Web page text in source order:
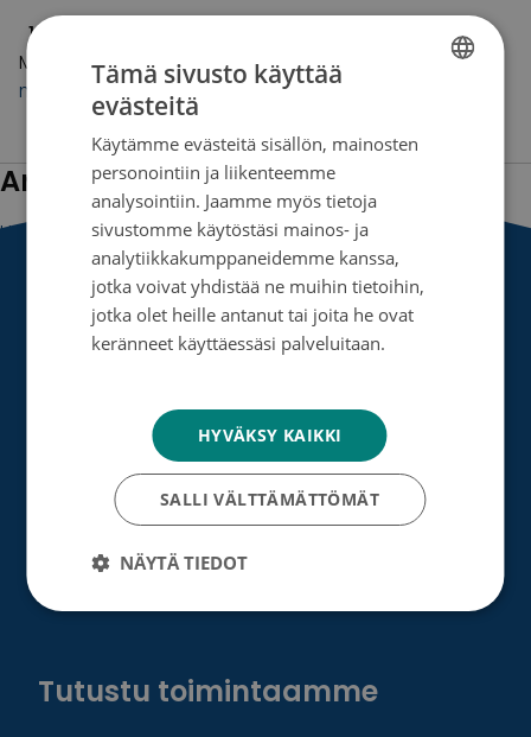
12.6.2020
Merkitty avainsanoillamiska haakana
äidin
menetys, äiti
Artikkelien selaus
Uudemmat artikkelit
Etusivu » Minun tarinani Sivu 7
Syöpäsäätiö sr (y-tunnus 0237165-7)
Mäkelänkatu 2, 00500 Helsinki
Puh. +358 9 135 331 (vaihde)
Tutustu toimintaamme
SWEDISH
Tämä sivusto käyttää
evästeitä
Käytämme evästeitä sisällön, mainosten
personointiin ja liikenteemme
analysointiin. Jaamme myös tietoja
sivustomme käytöstäsi mainos- ja
analytiikkakumppaneidemme kanssa,
jotka voivat yhdistää ne muihin tietoihin,
jotka olet heille antanut tai joita he ovat
keränneet käyttäessäsi palveluitaan.
HYVÄKSY KAIKKI
SALLI VÄLTTÄMÄTTÖMÄT
NÄYTÄ TIEDOT